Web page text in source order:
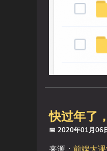
快过年了
📅 2020年01月06
来源： 前端大